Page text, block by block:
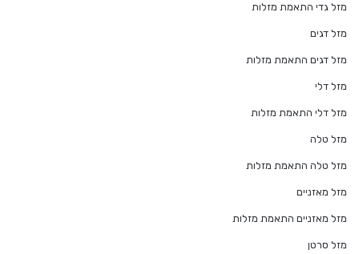
מזל גדי התאמת מזלות
מזל דגים
מזל דגים התאמת מזלות
מזל דלי
מזל דלי התאמת מזלות
מזל טלה
מזל טלה התאמת מזלות
מזל מאזניים
מזל מאזניים התאמת מזלות
מזל סרטן